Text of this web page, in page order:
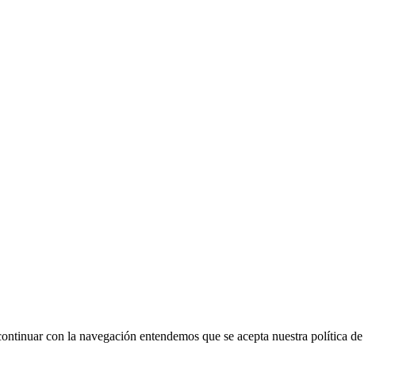
con la navegación entendemos que se acepta nuestra política de